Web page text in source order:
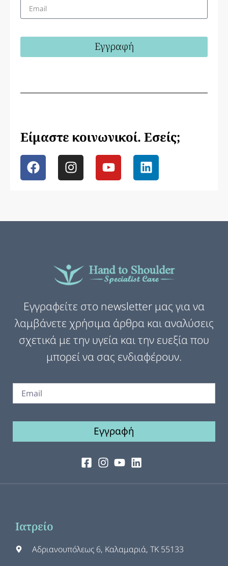
Εγγραφή
Είμαστε κοινωνικοί. Εσείς;
Εγγραφείτε στο newsletter μας για να
λαμβάνετε χρήσιμα άρθρα και αναλύσεις
σχετικά με την υγεία και την ευεξία που
μπορεί να σας ενδιαφέρουν.
Εγγραφή
Ιατρείο
Αδριανουπόλεως 6, Καλαμαριά, ΤΚ 55133